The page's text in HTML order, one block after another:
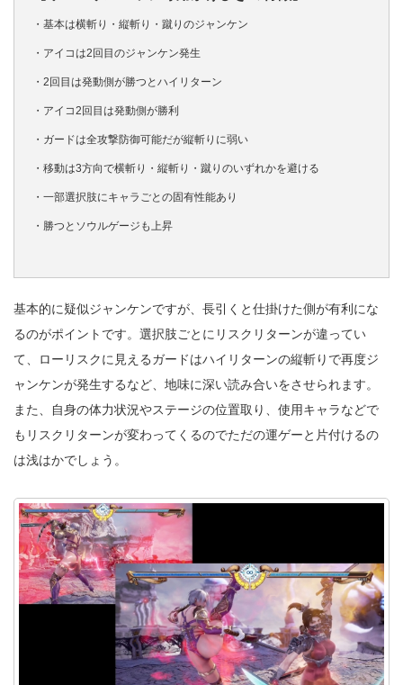
・基本は横斬り・縦斬り・蹴りのジャンケン
・アイコは2回目のジャンケン発生
・2回目は発動側が勝つとハイリターン
・アイコ2回目は発動側が勝利
・ガードは全攻撃防御可能だが縦斬りに弱い
・移動は3方向で横斬り・縦斬り・蹴りのいずれかを避ける
・一部選択肢にキャラごとの固有性能あり
・勝つとソウルゲージも上昇
基本的に疑似ジャンケンですが、長引くと仕掛けた側が有利にな
るのがポイントです。選択肢ごとにリスクリターンが違ってい
て、ローリスクに見えるガードはハイリターンの縦斬りで再度ジ
ャンケンが発生するなど、地味に深い読み合いをさせられます。
また、自身の体力状況やステージの位置取り、使用キャラなどで
もリスクリターンが変わってくるのでただの運ゲーと片付けるの
は浅はかでしょう。